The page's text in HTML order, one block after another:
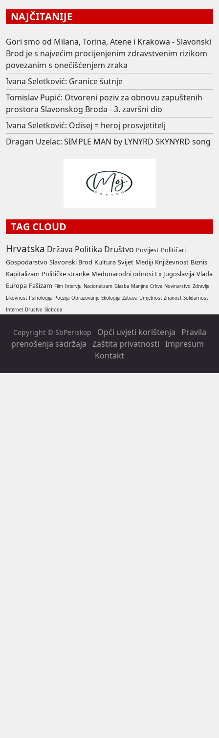
NAJČITANIJE
Gori smo od Milana, Torina, Atene i Krakowa - Slavonski
Brod je s najvećim procijenjenim zdravstvenim rizikom
povezanim s onečišćenjem zraka
Ivana Seletković: Granice šutnje
Tomislav Pupić: Otvoreni poziv za obnovu zapuštenih
prostora Slavonskog Broda - 3. završni dio
Ivana Seletković: Odisej = heroj prosvjetitelj
Dragan Uzelac: SIMPLE MAN by LYNYRD SKYNYRD song
TAG CLOUD
Hrvatska Država Politika Društvo Povijest Političari
Gospodarstvo Slavonski Brod Kultura Svijet Mediji Književnost Biznis
Kapitalizam Političke stranke Međunarodni odnosi Ex Jugoslavija Vlada
Europa Fašizam Film Intervju Nacionalizam Glazba Manjine Crkva Novinarstvo Zdravlje
Likovnost Psihologija Poezija Obrazovanje Ekologija Zabava Umjetnost Znanost Solidarnost
Internet Drustvo Sloboda
Copyright © SbPeriskop Opći uvjeti korištenja
Pravila
prenošenja sadržaja Zaštita privatnosti Impresum
Kontakt